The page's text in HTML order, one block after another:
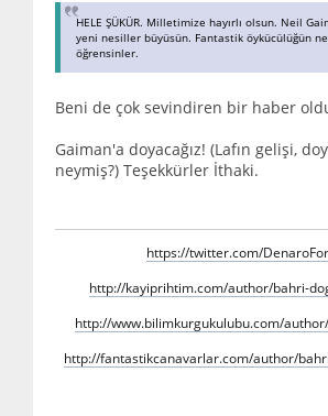
HELE ŞÜKÜR. Milletimize hayırlı olsun. Neil
yeni nesiller büyüsün. Fantastik öykücülüğün
öğrensinler.
Beni de çok sevindiren bir haber
Gaiman'a doyacağız! (Lafın gelişi,
neymiş?) Teşekkürler İthaki.
https://twitter.com/
http://kayiprihtim.com/author/bahri-
http://www.bilimkurgukulubu.com/
http://fantastikcanavarlar.com/author/